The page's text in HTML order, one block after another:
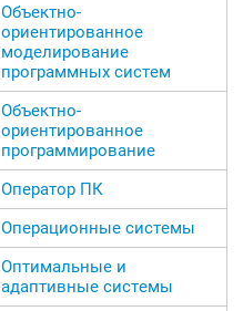
Объектно-
ориентированное
моделирование
программных систем
Объектно-
ориентированное
программирование
Оператор ПК
Операционные системы
Оптимальные и
адаптивные системы